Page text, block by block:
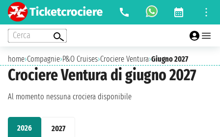
Cerca
home›Compagnie›P&O Cruises›Crociere Ventura›Giugno 2027
Crociere Ventura di giugno 2027
2026 2027
Al momento nessuna crociera disponibile